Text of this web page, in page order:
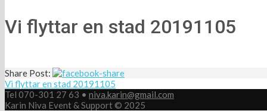
Vi flyttar en stad 20191105
Share Post:
Vi flyttar en stad 20191105
Tel 070-301 27 63 • niva.karin@gmail.com
Karin Niva Event & Support © 2025